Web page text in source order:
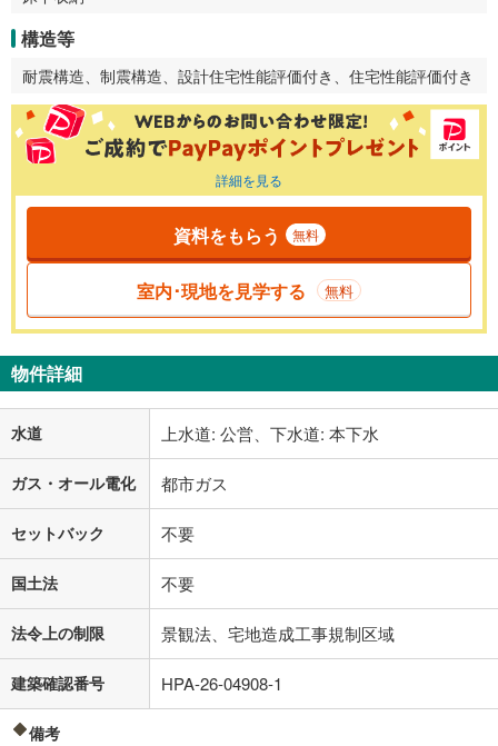
構造等
耐震構造、制震構造、設計住宅性能評価付き、住宅性能評価付き
詳細を見る
資料をもらう 無料
室内･現地を見学する 無料
物件詳細
水道 上水道: 公営、下水道: 本下水
ガス・オール電化 都市ガス
セットバック 不要
国土法 不要
法令上の制限 景観法、宅地造成工事規制区域
建築確認番号 HPA-26-04908-1
備考